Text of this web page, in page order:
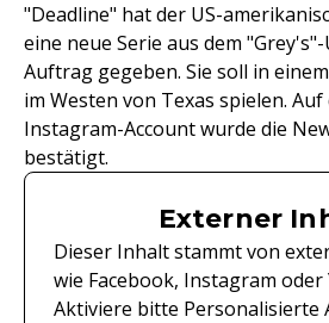
"Deadline" hat der US-
eine neue Serie aus dem
Auftrag gegeben. Sie soll in
im Westen von Texas spielen.
Instagram-Account wurde die
bestätigt.
Externer
Dieser Inhalt stammt von
wie Facebook, Instagram oder
Aktiviere bitte Personalisierte